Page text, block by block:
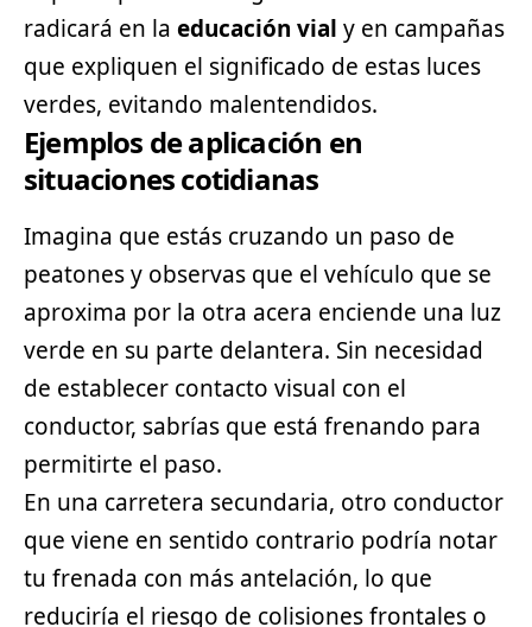
radicará en la educación vial y en campañas
que expliquen el significado de estas luces
verdes, evitando malentendidos.
Ejemplos de aplicación en
situaciones cotidianas
Imagina que estás cruzando un paso de
peatones y observas que el vehículo que se
aproxima por la otra acera enciende una luz
verde en su parte delantera. Sin necesidad
de establecer contacto visual con el
conductor, sabrías que está frenando para
permitirte el paso.
En una carretera secundaria, otro conductor
que viene en sentido contrario podría notar
tu frenada con más antelación, lo que
reduciría el riesgo de colisiones frontales o